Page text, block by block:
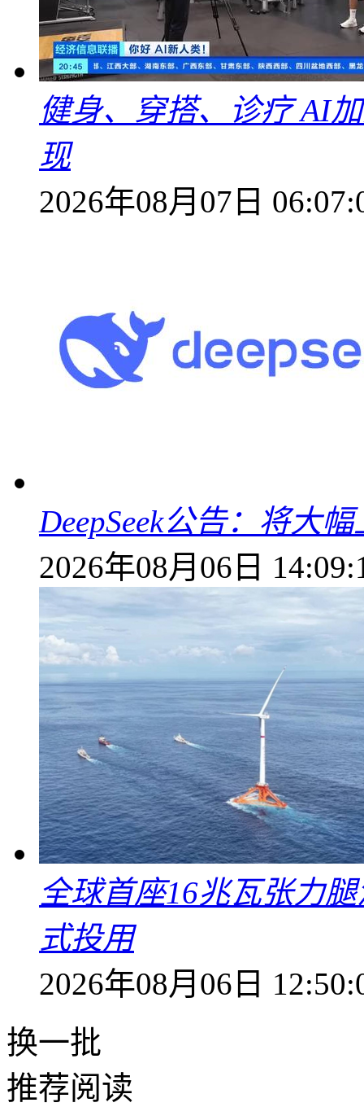
健身、穿搭、诊疗 AI
现
2026年08月07日
DeepSeek公告：将大
2026年08月06日
全球首座16兆瓦张力
式投用
2026年08月06日
换一批
推荐阅读